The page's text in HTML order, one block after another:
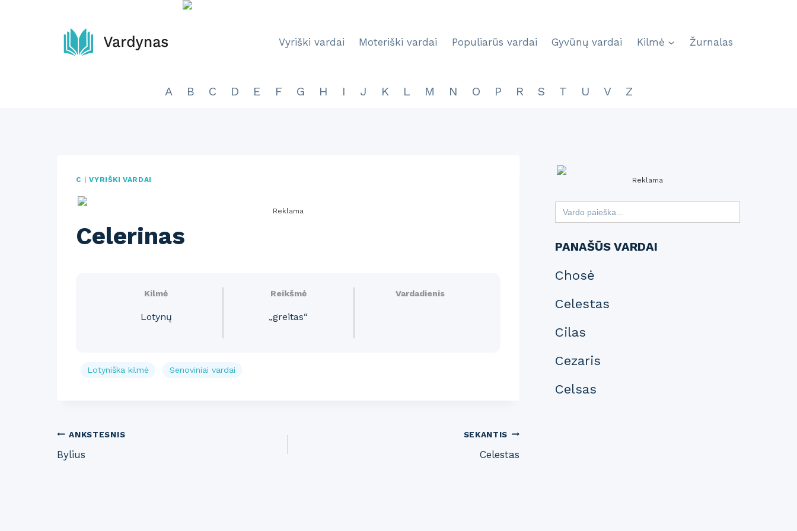
Vyriški vardai Moteriški vardai Populiarūs vardai Gyvūnų vardai Kilmė Žurnalas
A B C D E F G H I J K L M N O P R S T U V Z
C |VYRIŠKI VARDAI
Reklama
Celerinas
Kilmė
Lotynų
Reikšmė
„greitas“
Vardadienis
Lotyniška kilmė Senoviniai vardai
Post
navigation
ANKSTESNIS
Bylius
SEKANTIS
Celestas
Reklama
Search
for:
PANAŠŪS VARDAI
Chosė
Celestas
Cilas
Cezaris
Celsas